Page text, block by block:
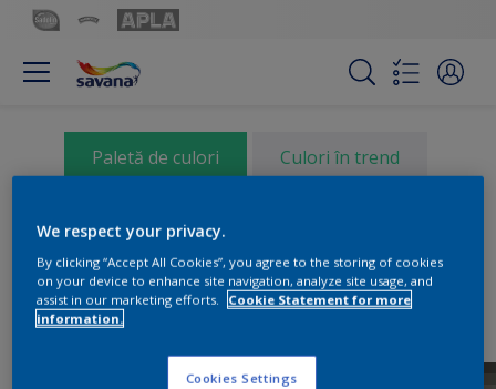
Paletă de culori Culori în trend
Paletă de culori
We respect your privacy.
By clicking “Accept All Cookies”, you agree to the storing of cookies
on your device to enhance site navigation, analyze site usage, and
assist in our marketing efforts.
Cookie Statement for more
information.
Cookies Settings